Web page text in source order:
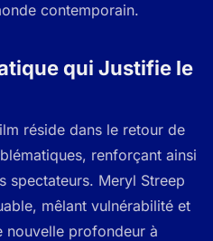
contemporain.
qui Justifie le
réside dans le retour de
renforçant ainsi
spectateurs. Meryl Streep
mêlant vulnérabilité et
nouvelle profondeur à